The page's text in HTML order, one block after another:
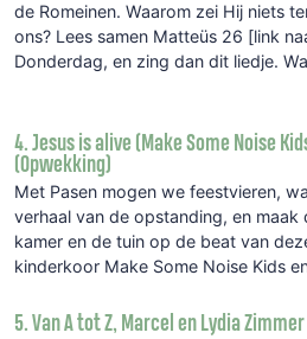
de Romeinen. Waarom zei Hij niets
ons? Lees samen Matteüs 26 [link
Donderdag, en zing dan dit liedje.
4. Jesus is alive (Make Some Noise
(Opwekking)
Met Pasen mogen we feestvieren,
verhaal van de opstanding, en maak
kamer en de tuin op de beat van
kinderkoor Make Some Noise Kids
5. Van A tot Z, Marcel en Lydia Zimmer